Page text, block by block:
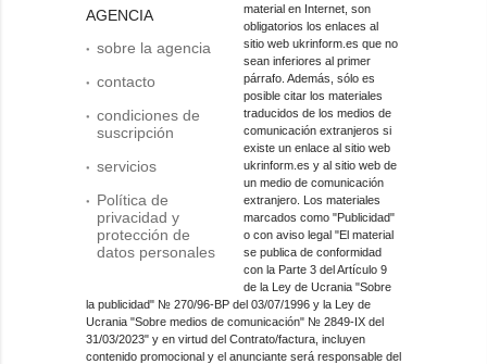
AGENCIA
sobre la agencia
contacto
condiciones de
suscripción
servicios
Política de
privacidad y
protección de
datos personales
material en Internet, son
obligatorios los enlaces al
sitio web ukrinform.es que no
sean inferiores al primer
párrafo. Además, sólo es
posible citar los materiales
traducidos de los medios de
comunicación extranjeros si
existe un enlace al sitio web
ukrinform.es y al sitio web de
un medio de comunicación
extranjero. Los materiales
marcados como "Publicidad"
o con aviso legal "El material
se publica de conformidad
con la Parte 3 del Artículo 9
de la Ley de Ucrania "Sobre
la publicidad" № 270/96-ВР del 03/07/1996 y la Ley de
Ucrania "Sobre medios de comunicación" № 2849-IX del
31/03/2023" y en virtud del Contrato/factura, incluyen
contenido promocional y el anunciante será responsable del